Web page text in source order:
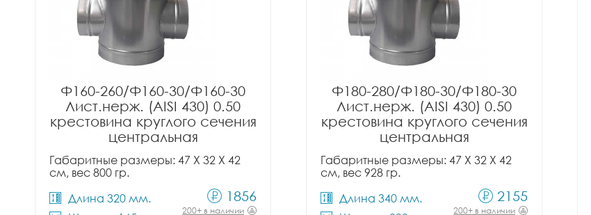
Ф160-260/Ф160-30/Ф160-30
Лист.нерж. (AISI 430) 0.50
крестовина круглого сечения
центральная
Габаритные размеры: 47 X 32 X 42
см, вес 800 гр.
Длина 320 мм.
1856
200+ в наличии
Ф180-280/Ф180-30/Ф180-30
Лист.нерж. (AISI 430) 0.50
крестовина круглого сечения
центральная
Габаритные размеры: 47 X 32 X 42
см, вес 928 гр.
Длина 340 мм.
2155
200+ в наличии